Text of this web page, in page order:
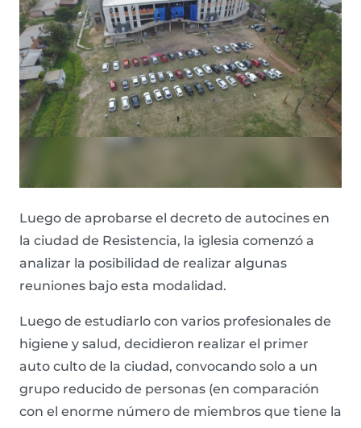
Luego de aprobarse el decreto de autocines en
la ciudad de Resistencia, la iglesia comenzó a
analizar la posibilidad de realizar algunas
reuniones bajo esta modalidad.
Luego de estudiarlo con varios profesionales de
higiene y salud, decidieron realizar el primer
auto culto de la ciudad, convocando solo a un
grupo reducido de personas (en comparación
con el enorme número de miembros que tiene la